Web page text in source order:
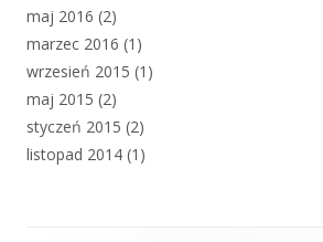
maj 2016 (2)
marzec 2016 (1)
wrzesień 2015 (1)
maj 2015 (2)
styczeń 2015 (2)
listopad 2014 (1)